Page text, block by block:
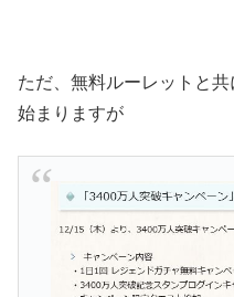
ただ、無料ルーレットと
始まりますが